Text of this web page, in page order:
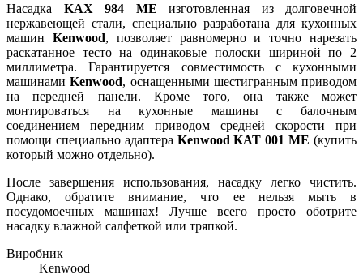
Насадка KAX 984 ME изготовленная из долговечной
нержавеющей стали, специально разработана для кухонных
машин Kenwood, позволяет равномерно и точно нарезать
раскатанное тесто на одинаковые полоски шириной по 2
миллиметра. Гарантируется совместимость с кухонными
машинамиKenwood, оснащенными шестигранным приводом
на передней панели. Кроме того, она также может
монтироваться на кухонные машины с балочным
соединением передним приводом средней скорости при
помощи специально адаптера Kenwood KAT 001 ME (купить
который можно отдельно).
После завершения использования, насадку легко чистить.
Однако, обратите внимание, что ее нельзя мыть в
посудомоечных машинах! Лучше всего просто оботрите
насадку влажной салфеткой или тряпкой.
Виробник
Kenwood